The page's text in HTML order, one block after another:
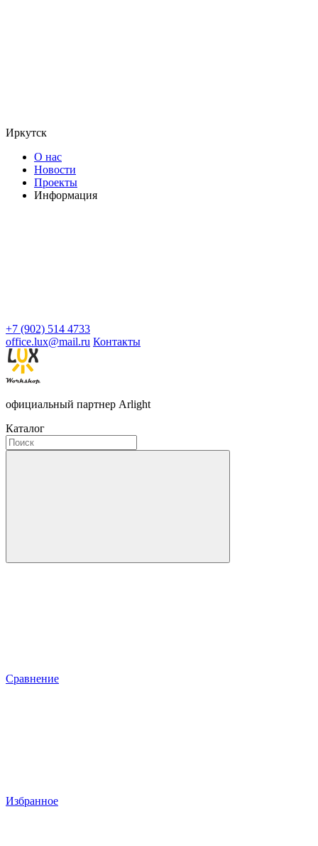
Иркутск
О нас
Новости
Проекты
Информация
+7 (902) 514 4733
office.lux@mail.ru Контакты
официальный партнер Arlight
Каталог
Сравнение
Избранное